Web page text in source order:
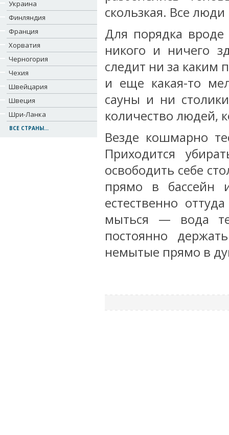
Украина
Финляндия
Франция
Хорватия
Черногория
Чехия
Швейцария
Швеция
Шри-Ланка
ВСЕ СТРАНЫ...
скользкая. Все
Для порядка
никого и ничего
следит ни за каким
и еще какая-то
сауны и ни
количество людей,
Везде кошмарно
Приходится
освободить себе
прямо в
естественно
мыться — вода
постоянно
немытые прямо в